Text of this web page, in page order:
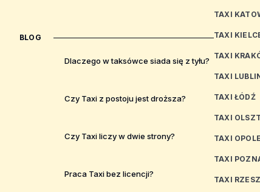
BLOG
Dlaczego w taksówce siada się z tyłu?
Czy Taxi z postoju jest droższa?
Czy Taxi liczy w dwie strony?
Praca Taxi bez licencji?
TAXI
TAXI
TAXI
TAXI
TAXI ŁÓDŹ
TAXI
TAXI OPOLE
TAXI
TAXI